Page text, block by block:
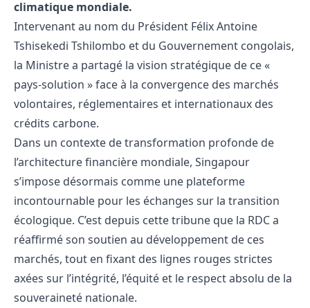
climatique mondiale.
Intervenant au nom du Président Félix Antoine
Tshisekedi Tshilombo et du Gouvernement congolais,
la Ministre a partagé la vision stratégique de ce «
pays-solution » face à la convergence des marchés
volontaires, réglementaires et internationaux des
crédits carbone.
Dans un contexte de transformation profonde de
l’architecture financière mondiale, Singapour
s’impose désormais comme une plateforme
incontournable pour les échanges sur la transition
écologique. C’est depuis cette tribune que la RDC a
réaffirmé son soutien au développement de ces
marchés, tout en fixant des lignes rouges strictes
axées sur l’intégrité, l’équité et le respect absolu de la
souveraineté nationale.